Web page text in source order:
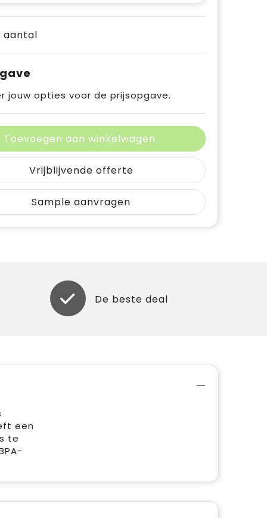
aantal
jouw opties voor de prijsopgave.
Toevoegen aan winkelwagen
Vrijblijvende offerte
Sample aanvragen
De beste deal
een
te